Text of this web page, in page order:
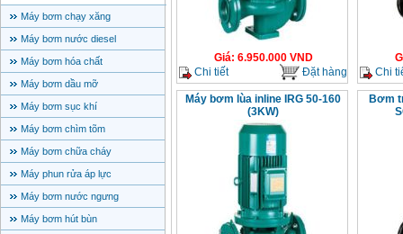
Máy bơm chạy xăng
Máy bơm nước diesel
Máy bơm hóa chất
Máy bơm dầu mỡ
Máy bơm sục khí
Máy bơm chìm tõm
Máy bơm chữa cháy
Máy phun rửa áp lực
Máy bơm nước ngưng
Máy bơm hút bùn
Giá: 6.950.000VND
Chi tiết
Đặt hàng
Chi
Máy bơm lùa inline IRG 50-160
(3KW)
Bơm